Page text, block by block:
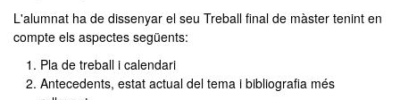
L'alumnat ha de dissenyar el seu Treball final de màster tenint en
compte els aspectes següents:
Pla de treball i calendari
Antecedents, estat actual del tema i bibliografia més